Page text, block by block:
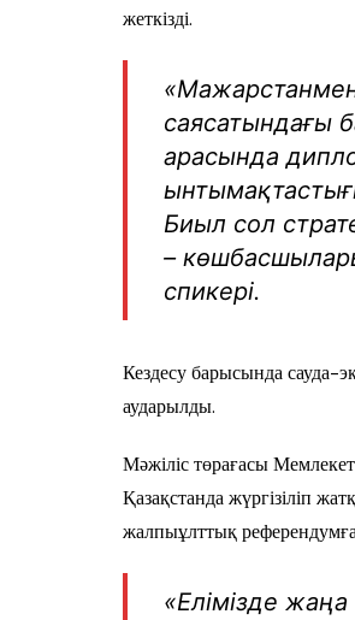
жеткізді.
саясатындағы
арасында
Биыл сол
–
спикері.
Кездесу барысында сауда-
аударылды.
Мәжіліс төрағасы
Қазақстанда жүргізіліп
жалпыұлттық
«Елімізде